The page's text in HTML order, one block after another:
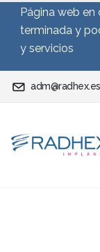
Página web
terminada y
y servicios
adm@radhex.es